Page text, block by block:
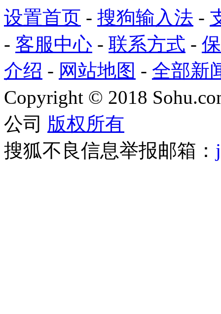
设置首页 - 搜狗输入法 -
- 客服中心 - 联系方式 -
介绍 - 网站地图 - 全部新
Copyright © 2018
公司 版权所有
搜狐不良信息举报邮箱：